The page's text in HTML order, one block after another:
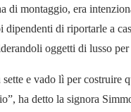
montaggio, era
dipendenti di riportarle a
oggetti di lusso per
e vado lì per costruire
ha detto la signora